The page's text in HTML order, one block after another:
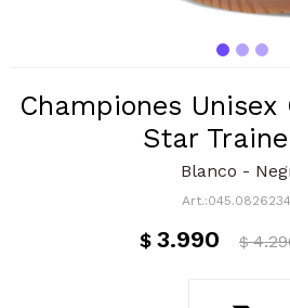
Championes Unisex
Star
Blanco -
$ 3.990 $